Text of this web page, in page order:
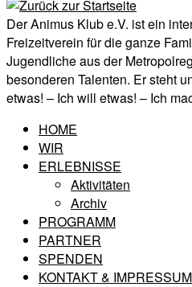
Der Animus Klub e.V. ist ein
Freizeitverein für die ganze
Jugendliche aus der
besonderen Talenten. Er steht
etwas! – Ich will etwas! – Ich
HOME
WIR
ERLEBNISSE
Aktivitäten
Archiv
PROGRAMM
PARTNER
SPENDEN
KONTAKT & IMPRESSUM